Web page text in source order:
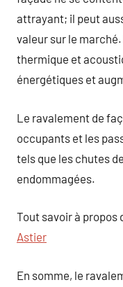
attrayant; il peut
valeur sur le
thermique et
énergétiques et
Le ravalement de
occupants et les
tels que les chutes
endommagées.
Tout savoir à propos
Astier
En somme, le